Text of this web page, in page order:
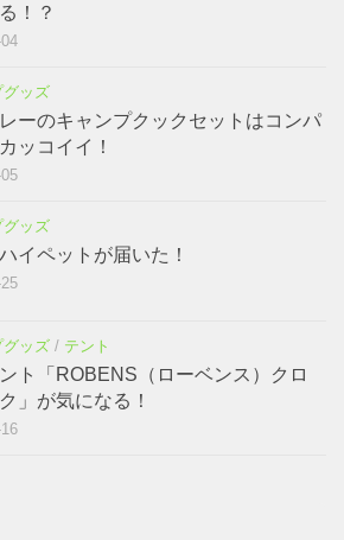
！？
グッズ
ーのキャンプクックセットはコンパ
ッコイイ！
グッズ
イペットが届いた！
グッズ / テント
ト「ROBENS（ローベンス）クロ
」が気になる！